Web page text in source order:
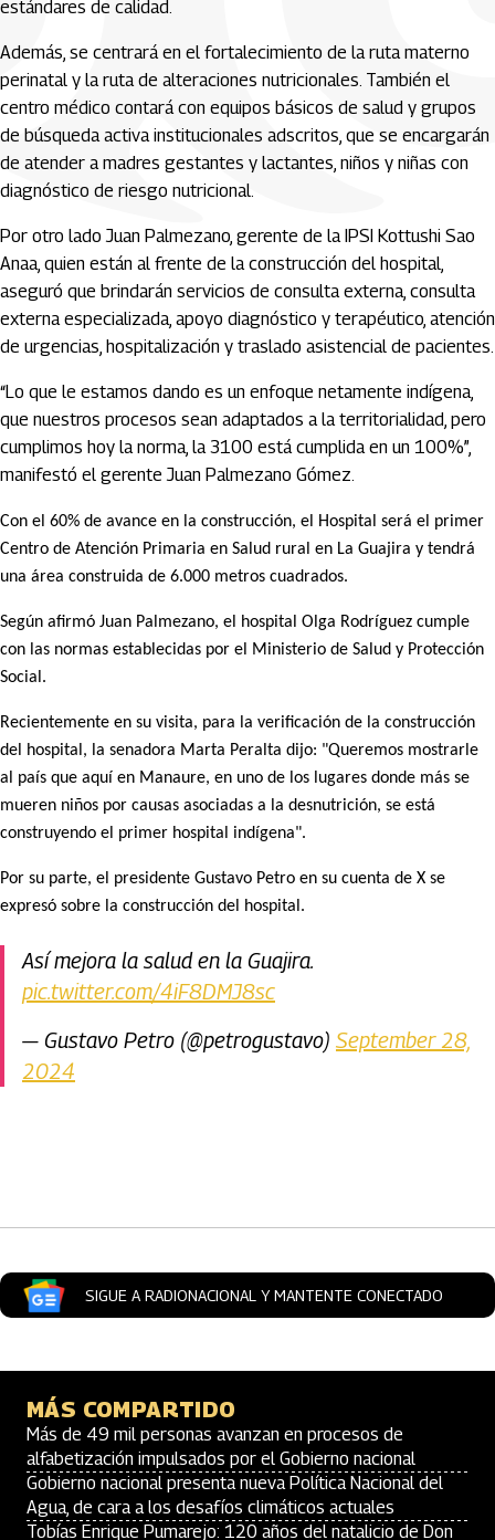
estándares de calidad.
Además, se centrará en el fortalecimiento de la ruta materno
perinatal y la ruta de alteraciones nutricionales. También el
centro médico contará con equipos básicos de salud y grupos
de búsqueda activa institucionales adscritos, que se encargarán
de atender a madres gestantes y lactantes, niños y niñas con
diagnóstico de riesgo nutricional.
Por otro lado Juan Palmezano, gerente de la IPSI Kottushi Sao
Anaa, quien están al frente de la construcción del hospital,
aseguró que brindarán servicios de consulta externa, consulta
externa especializada, apoyo diagnóstico y terapéutico, atención
de urgencias, hospitalización y traslado asistencial de pacientes.
“Lo que le estamos dando es un enfoque netamente indígena,
que nuestros procesos sean adaptados a la territorialidad, pero
cumplimos hoy la norma, la 3100 está cumplida en un 100%”,
manifestó el gerente Juan Palmezano Gómez.
Con el 60% de avance en la construcción, el Hospital será el primer
Centro de Atención Primaria en Salud rural en La Guajira y tendrá
una área construida de 6.000 metros cuadrados.
Según afirmó Juan Palmezano, el hospital Olga Rodríguez cumple
con las normas establecidas por el Ministerio de Salud y Protección
Social.
Recientemente en su visita, para la verificación de la construcción
del hospital, la senadora Marta Peralta dijo: "Queremos mostrarle
al país que aquí en Manaure, en uno de los lugares donde más se
mueren niños por causas asociadas a la desnutrición, se está
construyendo el primer hospital indígena".
Por su parte, el presidente Gustavo Petro en su cuenta de X se
expresó sobre la construcción del hospital.
Así mejora la salud en la Guajira.
pic.twitter.com/4iF8DMJ8sc
— Gustavo Petro (@petrogustavo) September 28,
2024
SIGUE A RADIONACIONAL Y MANTENTE CONECTADO
MÁS COMPARTIDO
Más de 49 mil personas avanzan en procesos de
alfabetización impulsados por el Gobierno nacional
Gobierno nacional presenta nueva Política Nacional del
Agua, de cara a los desafíos climáticos actuales
Tobías Enrique Pumarejo: 120 años del natalicio de Don